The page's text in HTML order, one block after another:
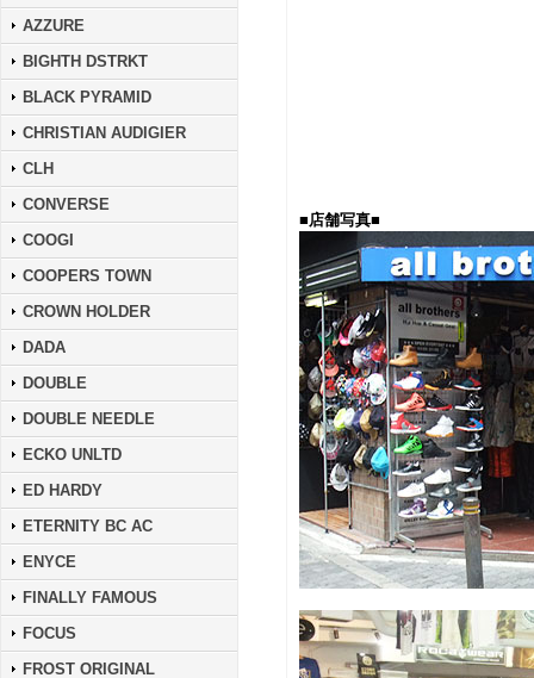
AZZURE
BIGHTH DSTRKT
BLACK PYRAMID
CHRISTIAN AUDIGIER
CLH
CONVERSE
COOGI
COOPERS TOWN
CROWN HOLDER
DADA
DOUBLE
DOUBLE NEEDLE
ECKO UNLTD
ED HARDY
ETERNITY BC AC
ENYCE
FINALLY FAMOUS
FOCUS
FROST ORIGINAL
■店舗写真■